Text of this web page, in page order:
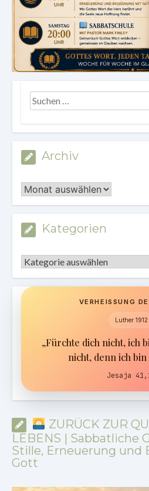
Archiv
Archiv
Kategorien
Kategorien
VERHEISSUNG
Luther 1912
„Fürchte dich nicht, ich
nicht, denn ich bin
Jesaja
ZURÜCK ZUR
LEBENS | Sabbatliche
Stille, Erneuerung und
Gott